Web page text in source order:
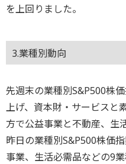
を上回りました。
3.業種別動向
先週末の業種別S&P500株
上げ、資本財・サービスと
方で公益事業と不動産、生
昨日の業種別S&P500株価
事業、生活必需品などの9